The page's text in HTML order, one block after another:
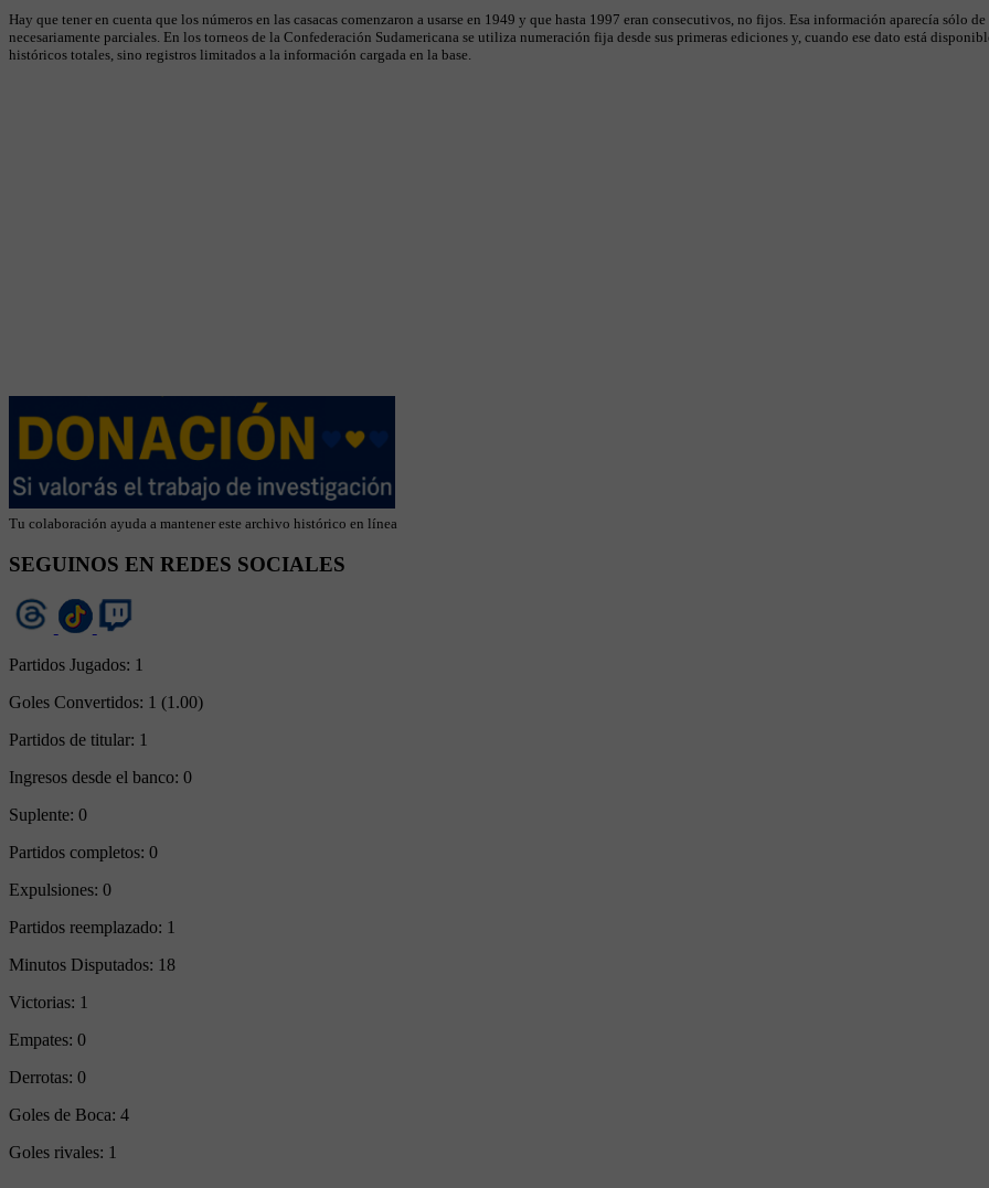
Hay que tener en cuenta que los números en las casacas comenzaron a usarse en 1949 y que hasta 1997 eran consecutivos, no fijos. Esa información aparecía sólo
necesariamente parciales. En los torneos de la Confederación Sudamericana se utiliza numeración fija desde sus primeras ediciones y, cuando ese dato está
históricos totales, sino registros limitados a la información cargada en la base.
Tu colaboración ayuda a mantener este archivo histórico en línea
SEGUINOS EN REDES SOCIALES
Partidos Jugados: 1
Goles Convertidos: 1 (1.00)
Partidos de titular: 1
Ingresos desde el banco: 0
Suplente: 0
Partidos completos: 0
Expulsiones: 0
Partidos reemplazado: 1
Minutos Disputados: 18
Victorias: 1
Empates: 0
Derrotas: 0
Goles de Boca: 4
Goles rivales: 1